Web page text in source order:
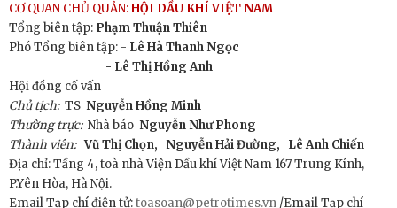
CƠ QUAN CHỦ QUẢN:HỘI DẦU KHÍ VIỆT NAM
Tổng biên tập: Phạm Thuận Thiên
Phó Tổng biên tập: - Lê Hà Thanh Ngọc
- Lê Thị Hồng Anh
Hội đồng cố vấn
Chủ tịch:TS Nguyễn Hồng Minh
Thường trực: Nhà báo Nguyễn Như Phong
Thành viên: Vũ Thị Chọn, Nguyễn Hải Đường,
Lê Anh Chiến
Địa chỉ: Tầng 4, toà nhà Viện Dầu khí Việt Nam 167 Trung Kính,
P.Yên Hòa, Hà Nội.
Email Tạp chí điện tử:toasoan@petrotimes.vn /Email Tạp chí